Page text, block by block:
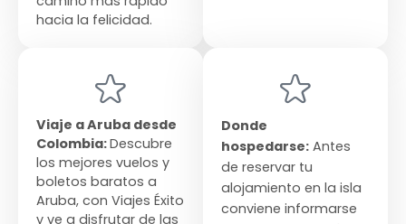
hacia la felicidad.
Viaje a Aruba desde
Colombia:Descubre
los mejores vuelos y
boletos baratos a
Aruba, con Viajes Éxito
y ve a disfrutar de las
Donde
hospedarse: Antes
de reservar tu
alojamiento en la isla
conviene informarse